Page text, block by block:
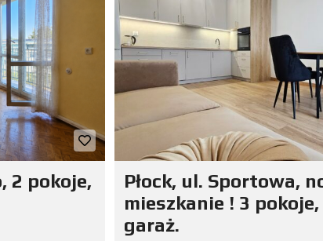
2 pokoje,
Płock, ul. Sportowa,
mieszkanie ! 3
garaż.